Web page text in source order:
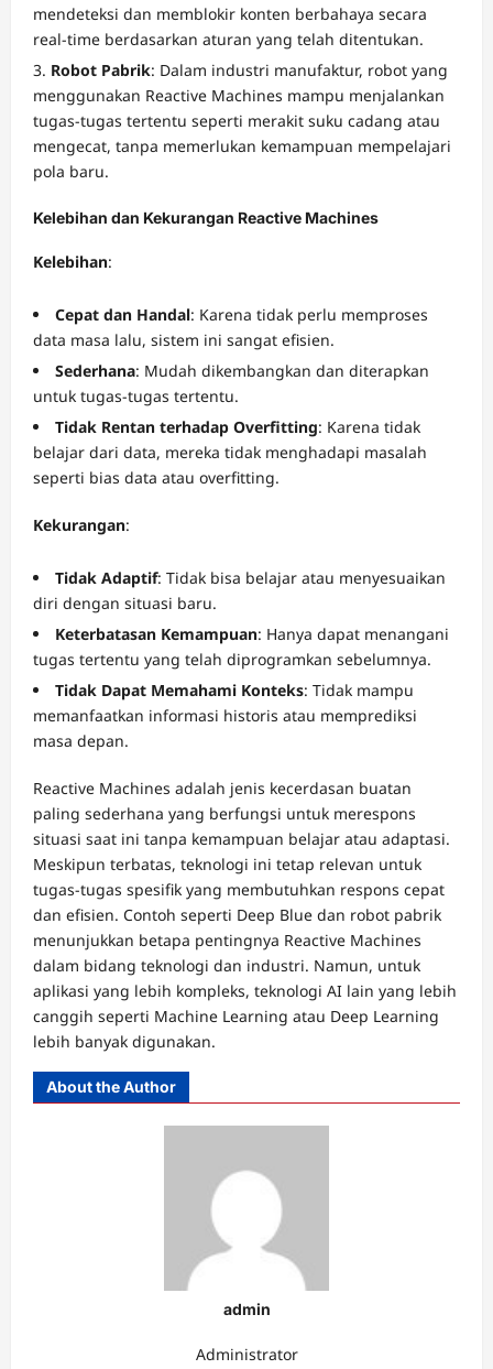
mendeteksi dan memblokir konten berbahaya secara
real-time berdasarkan aturan yang telah ditentukan.
Robot Pabrik: Dalam industri manufaktur, robot yang
menggunakan Reactive Machines mampu menjalankan
tugas-tugas tertentu seperti merakit suku cadang atau
mengecat, tanpa memerlukan kemampuan mempelajari
pola baru.
Kelebihan dan Kekurangan Reactive Machines
Kelebihan:
Cepat dan Handal: Karena tidak perlu memproses
data masa lalu, sistem ini sangat efisien.
Sederhana: Mudah dikembangkan dan diterapkan
untuk tugas-tugas tertentu.
Tidak Rentan terhadap Overfitting: Karena tidak
belajar dari data, mereka tidak menghadapi masalah
seperti bias data atau overfitting.
Kekurangan:
Tidak Adaptif: Tidak bisa belajar atau menyesuaikan
diri dengan situasi baru.
Keterbatasan Kemampuan: Hanya dapat menangani
tugas tertentu yang telah diprogramkan sebelumnya.
Tidak Dapat Memahami Konteks: Tidak mampu
memanfaatkan informasi historis atau memprediksi
masa depan.
Reactive Machines adalah jenis kecerdasan buatan
paling sederhana yang berfungsi untuk merespons
situasi saat ini tanpa kemampuan belajar atau adaptasi.
Meskipun terbatas, teknologi ini tetap relevan untuk
tugas-tugas spesifik yang membutuhkan respons cepat
dan efisien. Contoh seperti Deep Blue dan robot pabrik
menunjukkan betapa pentingnya Reactive Machines
dalam bidang teknologi dan industri. Namun, untuk
aplikasi yang lebih kompleks, teknologi AI lain yang lebih
canggih seperti Machine Learning atau Deep Learning
lebih banyak digunakan.
About the Author
admin
Administrator